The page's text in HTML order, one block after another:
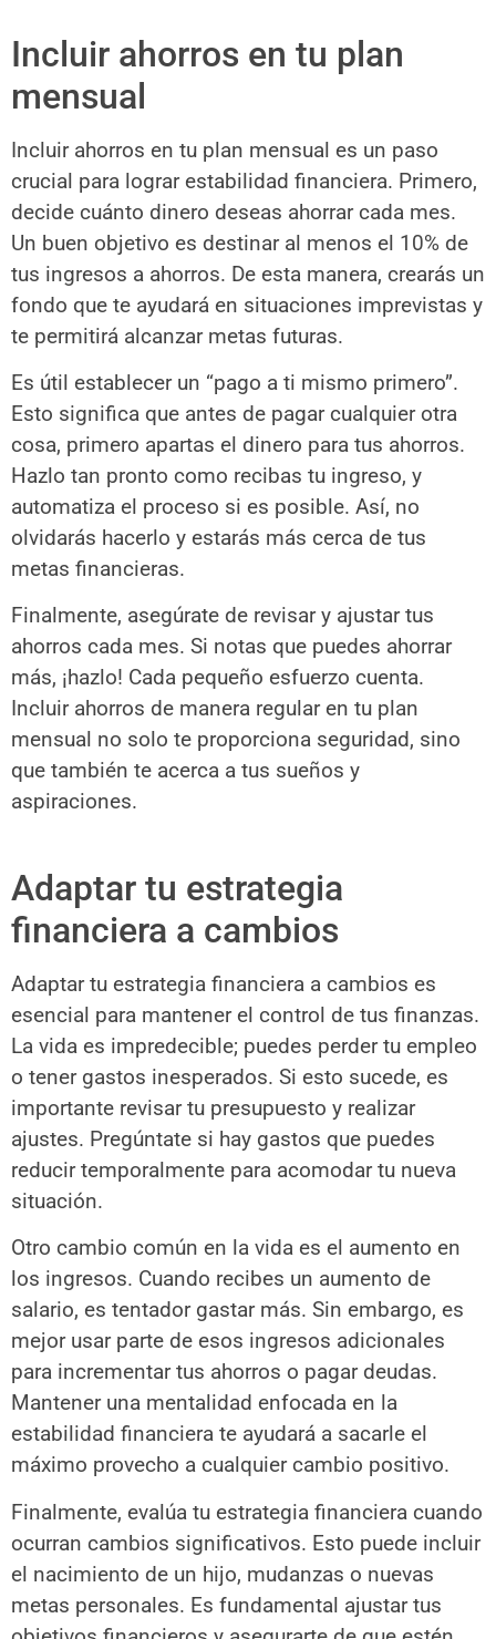
Incluir ahorros en tu plan
mensual
Incluir ahorros en tu plan mensual es un paso
crucial para lograr estabilidad financiera. Primero,
decide cuánto dinero deseas ahorrar cada mes.
Un buen objetivo es destinar al menos el 10% de
tus ingresos a ahorros. De esta manera, crearás un
fondo que te ayudará en situaciones imprevistas y
te permitirá alcanzar metas futuras.
Es útil establecer un “pago a ti mismo primero”.
Esto significa que antes de pagar cualquier otra
cosa, primero apartas el dinero para tus ahorros.
Hazlo tan pronto como recibas tu ingreso, y
automatiza el proceso si es posible. Así, no
olvidarás hacerlo y estarás más cerca de tus
metas financieras.
Finalmente, asegúrate de revisar y ajustar tus
ahorros cada mes. Si notas que puedes ahorrar
más, ¡hazlo! Cada pequeño esfuerzo cuenta.
Incluir ahorros de manera regular en tu plan
mensual no solo te proporciona seguridad, sino
que también te acerca a tus sueños y
aspiraciones.
Adaptar tu estrategia
financiera a cambios
Adaptar tu estrategia financiera a cambios es
esencial para mantener el control de tus finanzas.
La vida es impredecible; puedes perder tu empleo
o tener gastos inesperados. Si esto sucede, es
importante revisar tu presupuesto y realizar
ajustes. Pregúntate si hay gastos que puedes
reducir temporalmente para acomodar tu nueva
situación.
Otro cambio común en la vida es el aumento en
los ingresos. Cuando recibes un aumento de
salario, es tentador gastar más. Sin embargo, es
mejor usar parte de esos ingresos adicionales
para incrementar tus ahorros o pagar deudas.
Mantener una mentalidad enfocada en la
estabilidad financiera te ayudará a sacarle el
máximo provecho a cualquier cambio positivo.
Finalmente, evalúa tu estrategia financiera cuando
ocurran cambios significativos. Esto puede incluir
el nacimiento de un hijo, mudanzas o nuevas
metas personales. Es fundamental ajustar tus